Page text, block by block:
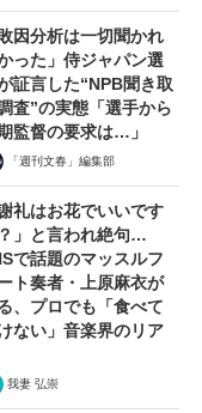
語る「私たち人間が
滅の人類史』（更科
敗因分析は一切聞かれ
った」侍ジャパン選
証言した“NPB聞き取
査”の実態「選手から
監督の要求は…」
「週刊文春」編集部
謝礼はお花でいいです
」と言われ絶句…
で話題のマッスルフ
ト奏者・上原麻衣が
、プロでも「食べて
ない」音楽界のリア
我妻 弘崇